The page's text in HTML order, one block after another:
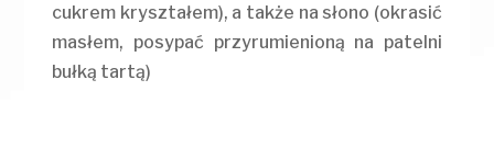
cukrem kryształem), a także na słono (okrasić
masłem, posypać przyrumienioną na patelni
bułką tartą)